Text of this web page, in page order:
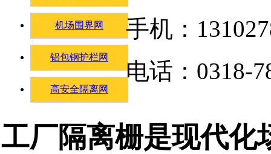
机场围界网
铝包钢护栏网
高安全隔离网
工厂隔离栅是现代化
手机：
电话：0318-